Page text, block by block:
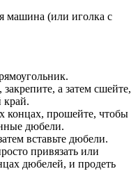
(или иголка с
а затем сшейте,
край.
концах, прошейте, чтобы
дюбели.
вставьте дюбели.
привязать или
дюбелей, и продеть